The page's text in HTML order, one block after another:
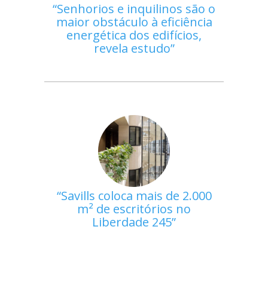
Senhorios e inquilinos são o
maior obstáculo à eficiência
energética dos edifícios,
revela estudo
Savills coloca mais de 2.000
m² de escritórios no
Liberdade 245